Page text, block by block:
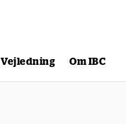
Vejledning Om IBC